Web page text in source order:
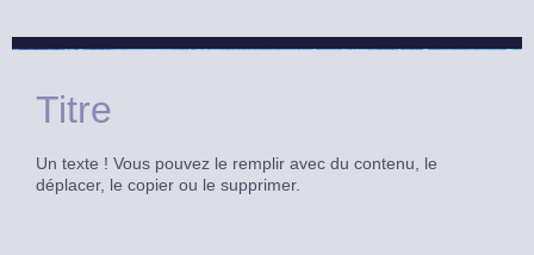
Titre
Un texte ! Vous pouvez le remplir avec du contenu, le
déplacer, le copier ou le supprimer.